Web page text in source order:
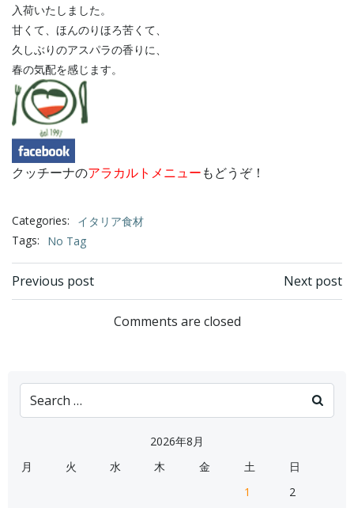
入荷いたしました。
甘くて、ほんのりほろ苦くて、
久しぶりのアスパラの香りに、
春の気配を感じます。
クッチーナのアラカルトメニューもどうぞ！
Categories:
イタリア食材
Tags:
No Tag
Post
navigation
Previous post
navigation
Next post
Comments are closed
Search
for:
2026年8月
月
火 水 木 金 土
日
1
2